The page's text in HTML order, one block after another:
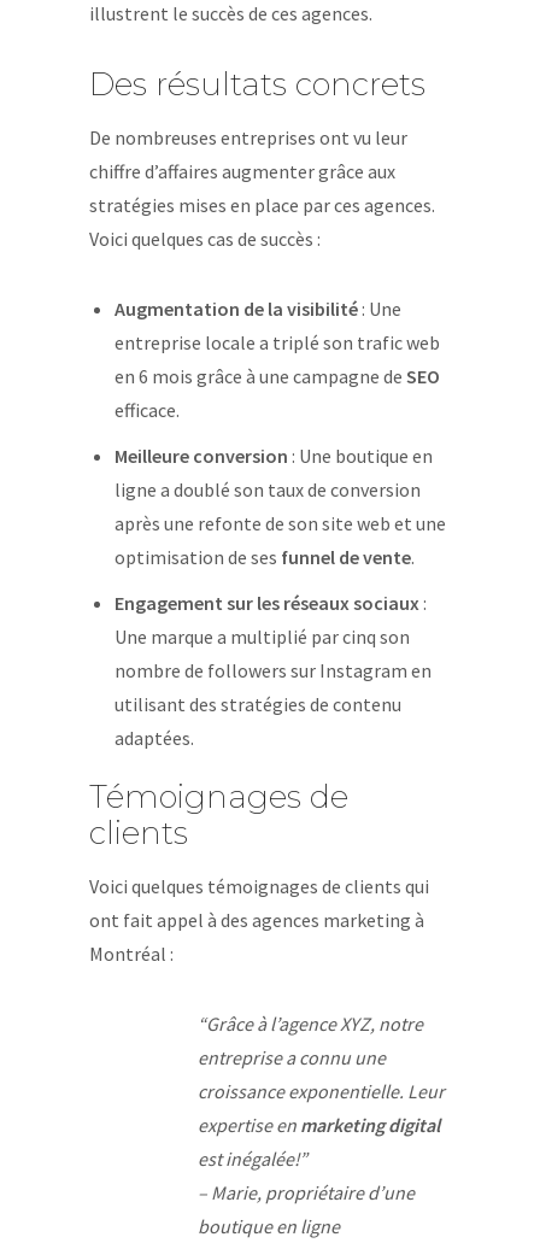
illustrent le succès de ces agences.
Des résultats concrets
De nombreuses entreprises ont vu leur
chiffre d’affaires augmenter grâce aux
stratégies mises en place par ces agences.
Voici quelques cas de succès :
Augmentation de la visibilité: Une
entreprise locale a triplé son trafic web
en 6 mois grâce à une campagne de SEO
efficace.
Meilleure conversion : Une boutique en
ligne a doublé son taux de conversion
après une refonte de son site web et une
optimisation de ses funnel de vente.
Engagement sur les réseaux sociaux:
Une marque a multiplié par cinq son
nombre de followers sur Instagram en
utilisant des stratégies de contenu
adaptées.
Témoignages de
clients
Voici quelques témoignages de clients qui
ont fait appel à des agences marketing à
Montréal :
“Grâce à l’agence XYZ, notre
entreprise a connu une
croissance exponentielle. Leur
expertise en marketing digital
est inégalée!”
– Marie, propriétaire d’une
boutique en ligne